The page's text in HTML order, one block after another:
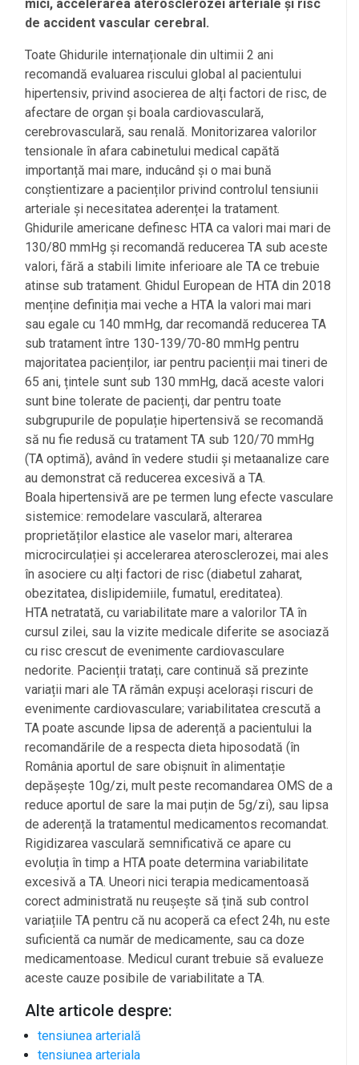
mici, accelerarea aterosclerozei arteriale și risc
de accident vascular cerebral.
Toate Ghidurile internaționale din ultimii 2 ani
recomandă evaluarea riscului global al pacientului
hipertensiv, privind asocierea de alți factori de risc, de
afectare de organ și boala cardiovasculară,
cerebrovasculară, sau renală. Monitorizarea valorilor
tensionale în afara cabinetului medical capătă
importanță mai mare, inducând și o mai bună
conștientizare a pacienților privind controlul tensiunii
arteriale și necesitatea aderenței la tratament.
Ghidurile americane definesc HTA ca valori mai mari de
130/80 mmHg și recomandă reducerea TA sub aceste
valori, fără a stabili limite inferioare ale TA ce trebuie
atinse sub tratament. Ghidul European de HTA din 2018
menține definiția mai veche a HTA la valori mai mari
sau egale cu 140 mmHg, dar recomandă reducerea TA
sub tratament între 130-139/70-80 mmHg pentru
majoritatea pacienților, iar pentru pacienții mai tineri de
65 ani, țintele sunt sub 130 mmHg, dacă aceste valori
sunt bine tolerate de pacienți, dar pentru toate
subgrupurile de populație hipertensivă se recomandă
să nu fie redusă cu tratament TA sub 120/70 mmHg
(TA optimă), având în vedere studii și metaanalize care
au demonstrat că reducerea excesivă a TA.
Boala hipertensivă are pe termen lung efecte vasculare
sistemice: remodelare vasculară, alterarea
proprietăților elastice ale vaselor mari, alterarea
microcirculației și accelerarea aterosclerozei, mai ales
în asociere cu alți factori de risc (diabetul zaharat,
obezitatea, dislipidemiile, fumatul, ereditatea).
HTA netratată, cu variabilitate mare a valorilor TA în
cursul zilei, sau la vizite medicale diferite se asociază
cu risc crescut de evenimente cardiovasculare
nedorite. Pacienții tratați, care continuă să prezinte
variații mari ale TA rămân expuși acelorași riscuri de
evenimente cardiovasculare; variabilitatea crescută a
TA poate ascunde lipsa de aderență a pacientului la
recomandările de a respecta dieta hiposodată (în
România aportul de sare obișnuit în alimentație
depășește 10g/zi, mult peste recomandarea OMS de a
reduce aportul de sare la mai puțin de 5g/zi), sau lipsa
de aderență la tratamentul medicamentos recomandat.
Rigidizarea vasculară semnificativă ce apare cu
evoluția în timp a HTA poate determina variabilitate
excesivă a TA. Uneori nici terapia medicamentoasă
corect administrată nu reușește să țină sub control
variațiile TA pentru că nu acoperă ca efect 24h, nu este
suficientă ca număr de medicamente, sau ca doze
medicamentoase. Medicul curant trebuie să evalueze
aceste cauze posibile de variabilitate a TA.
Alte articole despre:
tensiunea arterială
tensiunea arteriala